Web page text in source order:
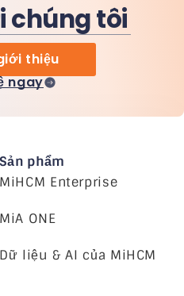
chúng tôi
thiệu
ngay
Sản phẩm
MiHCM Enterprise
MiA ONE
Dữ liệu & AI của MiHCM